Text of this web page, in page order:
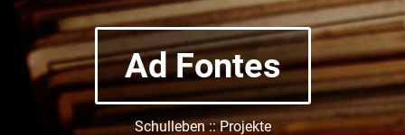
Ad Fontes
Schulleben :: Projekte